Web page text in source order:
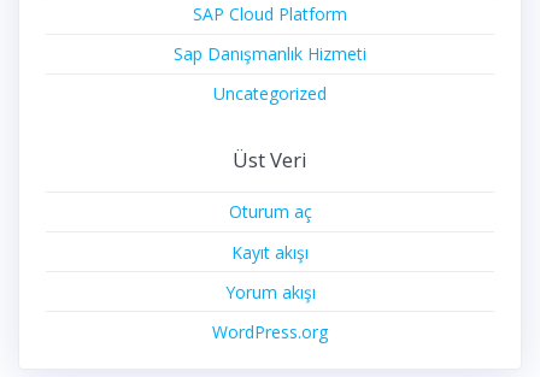
SAP Cloud Platform
Sap Danışmanlık Hizmeti
Uncategorized
Üst Veri
Oturum aç
Kayıt akışı
Yorum akışı
WordPress.org